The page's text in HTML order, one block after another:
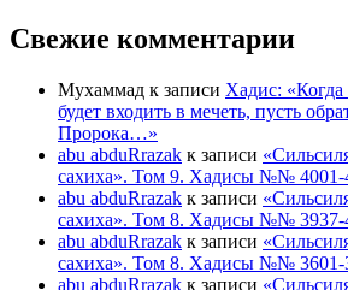
Свежие комментарии
Мухаммад к записи Хадис: «Когда
будет входить в мечеть, пусть
Пророка…»
abu abduRrazak к записи
сахиха». Том 9. Хадисы №№ 4001-
abu abduRrazak к записи
сахиха». Том 8. Хадисы №№ 3937-
abu abduRrazak к записи
сахиха». Том 8. Хадисы №№ 3601-
abu abduRrazak к записи